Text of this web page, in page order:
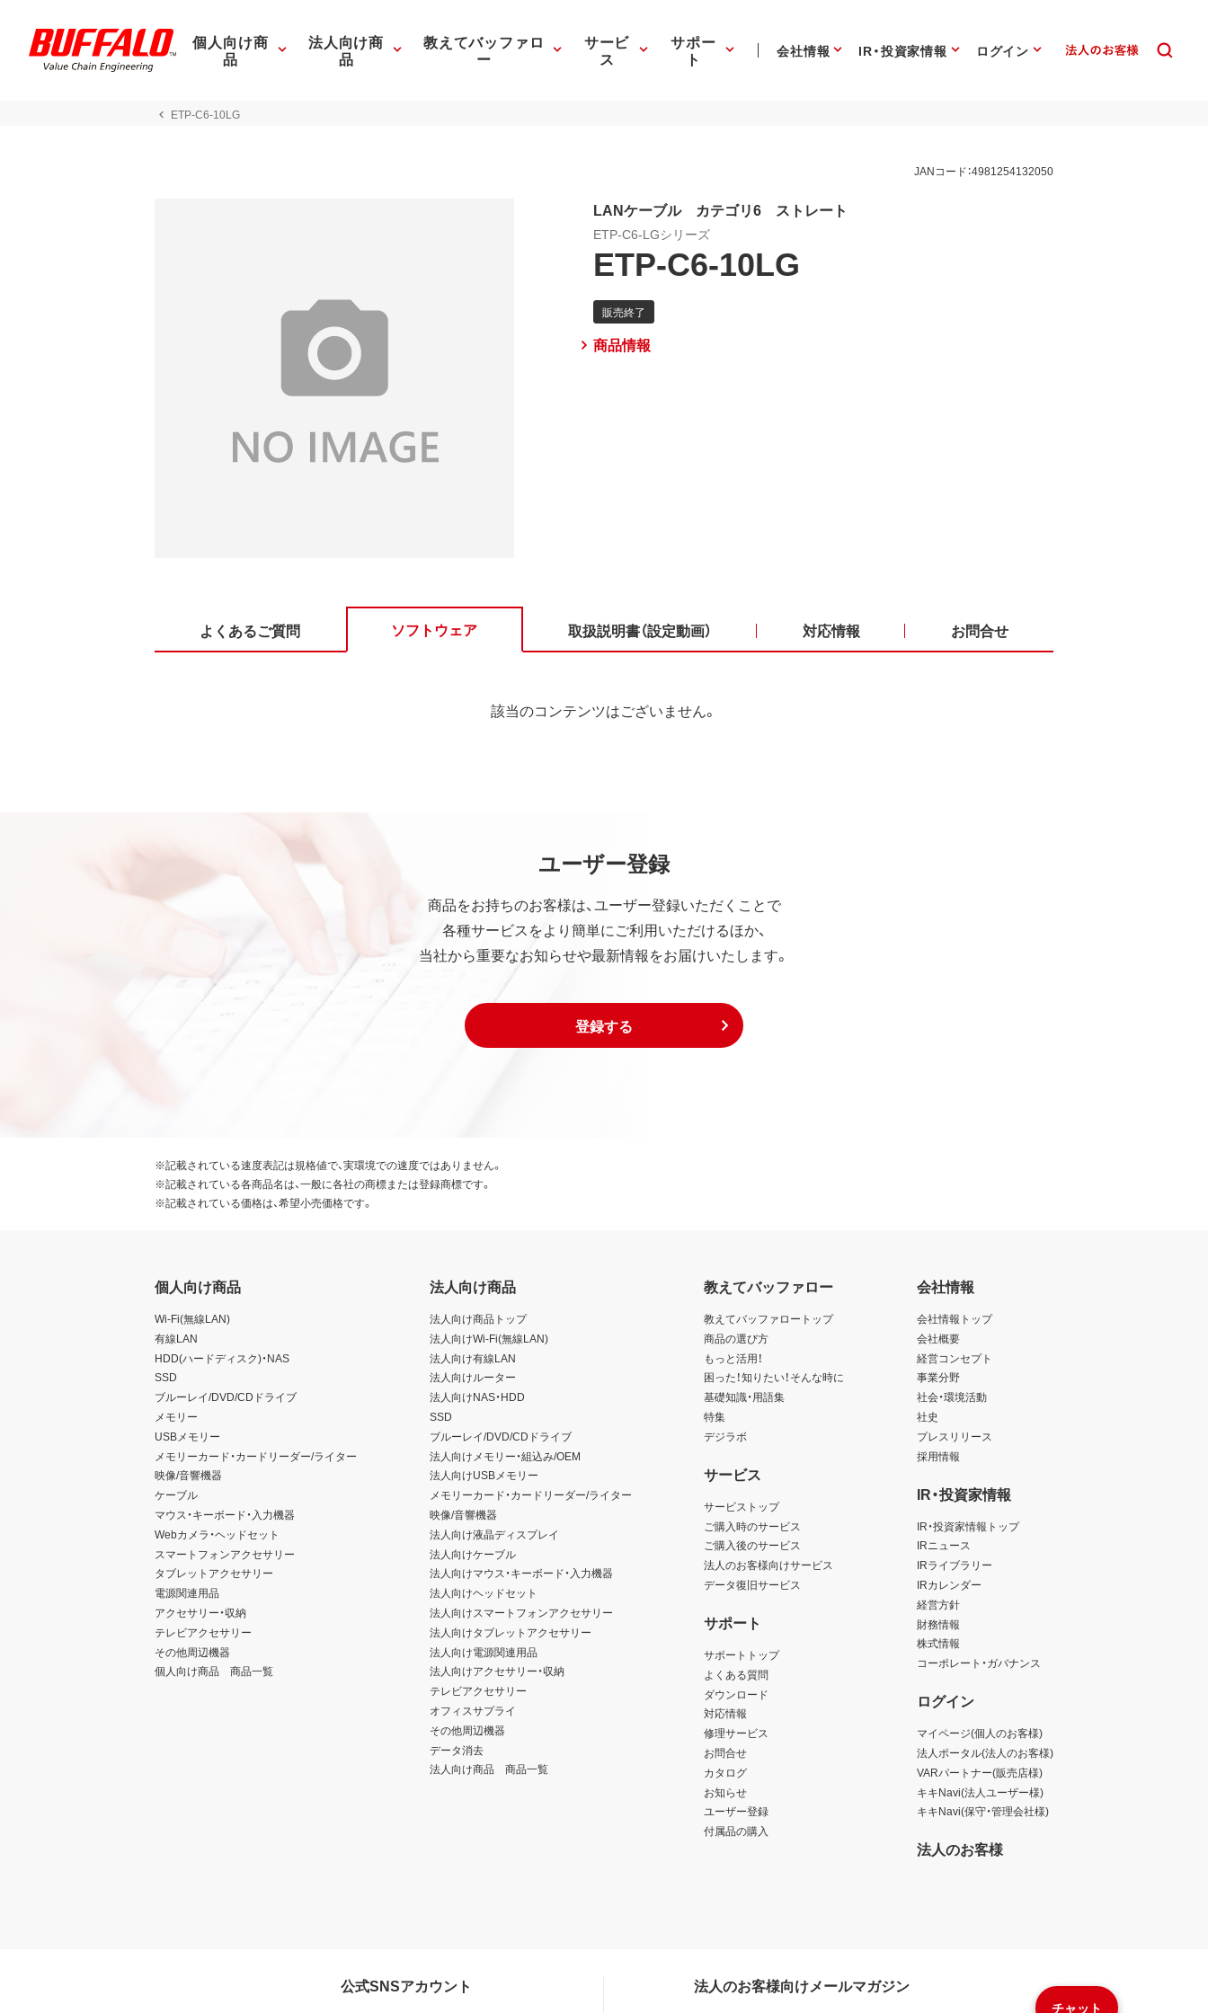
個人向け商
品
法人向け商
品
教えてバッファロ
ー
サービ
ス
サポー
ト 会社情報 IR・投資家情報 ログイン
ETP-C6-10LG
JANコード：4981254132050
LANケーブル カテゴリ6 ストレート
ETP-C6-LGシリーズ
ETP-C6-10LG
商品情報
よくあるご質問 ソフトウェア 取扱説明書（設定動画） 対応情報 お問合せ
該当のコンテンツはございません。
ユーザー登録
商品をお持ちのお客様は、ユーザー登録いただくことで
各種サービスをより簡単にご利用いただけるほか、
当社から重要なお知らせや最新情報をお届けいたします。
登録する
チャット
※記載されている速度表記は規格値で、実環境での速度ではありません。
※記載されている各商品名は、一般に各社の商標または登録商標です。
※記載されている価格は、希望小売価格です。
個人向け商品
Wi-Fi(無線LAN)
有線LAN
HDD(ハードディスク)・NAS
SSD
ブルーレイ/DVD/CDドライブ
メモリー
USBメモリー
メモリーカード・カードリーダー/ライター
映像/音響機器
ケーブル
マウス・キーボード・入力機器
Webカメラ・ヘッドセット
スマートフォンアクセサリー
タブレットアクセサリー
電源関連用品
アクセサリー・収納
テレビアクセサリー
その他周辺機器
個人向け商品 商品一覧
法人向け商品
法人向け商品トップ
法人向けWi-Fi(無線LAN)
法人向け有線LAN
法人向けルーター
法人向けNAS・HDD
SSD
ブルーレイ/DVD/CDドライブ
法人向けメモリー・組込み/OEM
法人向けUSBメモリー
メモリーカード・カードリーダー/ライター
映像/音響機器
法人向け液晶ディスプレイ
法人向けケーブル
法人向けマウス・キーボード・入力機器
法人向けヘッドセット
法人向けスマートフォンアクセサリー
法人向けタブレットアクセサリー
法人向け電源関連用品
法人向けアクセサリー・収納
テレビアクセサリー
オフィスサプライ
その他周辺機器
データ消去
法人向け商品 商品一覧
教えてバッファロー
教えてバッファロートップ
商品の選び方
もっと活用！
困った！知りたい！そんな時に
基礎知識・用語集
特集
デジラボ
サービス
サービストップ
ご購入時のサービス
ご購入後のサービス
法人のお客様向けサービス
データ復旧サービス
サポート
サポートトップ
よくある質問
ダウンロード
対応情報
修理サービス
お問合せ
カタログ
お知らせ
ユーザー登録
付属品の購入
会社情報
会社情報トップ
会社概要
経営コンセプト
事業分野
社会・環境活動
社史
プレスリリース
採用情報
IR・投資家情報
IR・投資家情報トップ
IRニュース
IRライブラリー
IRカレンダー
経営方針
財務情報
株式情報
コーポレート・ガバナンス
ログイン
マイページ(個人のお客様)
法人ポータル(法人のお客様)
VARパートナー(販売店様)
キキNavi(法人ユーザー様)
キキNavi(保守・管理会社様)
法人のお客様
公式SNSアカウント 法人のお客様向けメールマガジン